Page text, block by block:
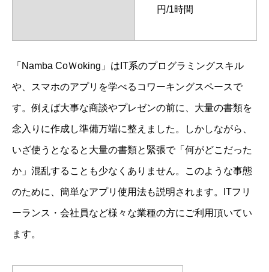
円/1時間
「Namba CoＷoking」はIT系のプログラミングスキル
や、スマホのアプリを学べるコワーキングスペースで
す。例えば大事な商談やプレゼンの前に、大量の書類を
念入りに作成し準備万端に整えました。しかしながら、
いざ使うとなると大量の書類と緊張で「何がどこだった
か」混乱することも少なくありません。このような事態
のために、簡単なアプリ使用法も説明されます。ITフリ
ーランス・会社員など様々な業種の方にご利用頂いてい
ます。